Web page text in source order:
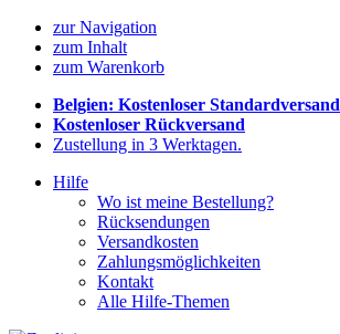
zur Navigation
zum Inhalt
zum Warenkorb
Belgien: Kostenloser Standardversand
Kostenloser Rückversand
Zustellung in 3 Werktagen.
Hilfe
Wo ist meine Bestellung?
Rücksendungen
Versandkosten
Zahlungsmöglichkeiten
Kontakt
Alle Hilfe-Themen